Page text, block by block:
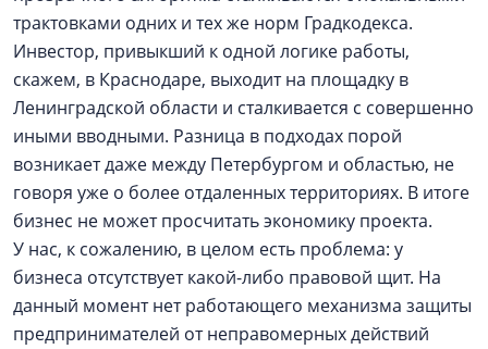
трактовками одних и тех же норм Градкодекса.
Инвестор, привыкший к одной логике работы,
скажем, в Краснодаре, выходит на площадку в
Ленинградской области и сталкивается с совершенно
иными вводными. Разница в подходах порой
возникает даже между Петербургом и областью, не
говоря уже о более отдаленных территориях. В итоге
бизнес не может просчитать экономику проекта.
У нас, к сожалению, в целом есть проблема: у
бизнеса отсутствует какой-либо правовой щит. На
данный момент нет работающего механизма защиты
предпринимателей от неправомерных действий